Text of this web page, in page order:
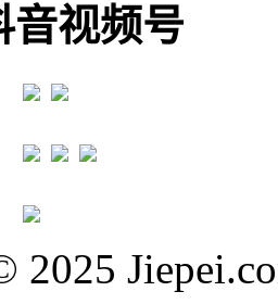
音视频号
2025